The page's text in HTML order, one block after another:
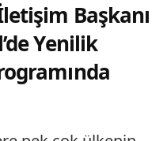
Başkanı
Yenilik